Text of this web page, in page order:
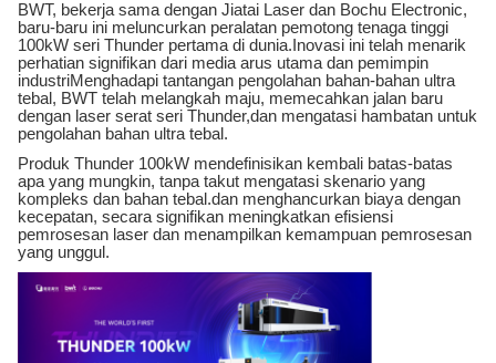
BWT, bekerja sama dengan Jiatai Laser dan Bochu Electronic,
baru-baru ini meluncurkan peralatan pemotong tenaga tinggi
100kW seri Thunder pertama di dunia.Inovasi ini telah menarik
perhatian signifikan dari media arus utama dan pemimpin
industriMenghadapi tantangan pengolahan bahan-bahan ultra
tebal, BWT telah melangkah maju, memecahkan jalan baru
dengan laser serat seri Thunder,dan mengatasi hambatan untuk
pengolahan bahan ultra tebal.
Produk Thunder 100kW mendefinisikan kembali batas-batas
apa yang mungkin, tanpa takut mengatasi skenario yang
kompleks dan bahan tebal.dan menghancurkan biaya dengan
kecepatan, secara signifikan meningkatkan efisiensi
pemrosesan laser dan menampilkan kemampuan pemrosesan
yang unggul.